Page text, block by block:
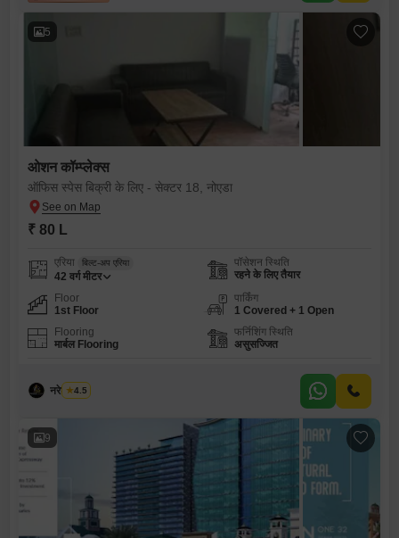
5
ओशन कॉम्प्लेक्स
ऑफिस स्पेस बिक्री के लिए - सेक्टर 18, नोएडा
₹ 80 L
एरिया बिल्ट-अप एरिया
42 वर्ग मीटर
पॉसेशन स्थिति
रहने के लिए तैयार
Floor
1st Floor
पार्किंग
1 Covered + 1 Open
Flooring
मार्बल Flooring
फर्निशिंग स्थिति
असुसज्जित
नरेश कुमार
4.5
9